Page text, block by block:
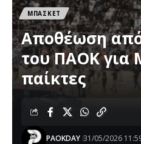
ΜΠΑΣΚΕΤ
Αποθέωση
του ΠΑΟΚ για
παίκτες
PAOKDAY 31/05/2026